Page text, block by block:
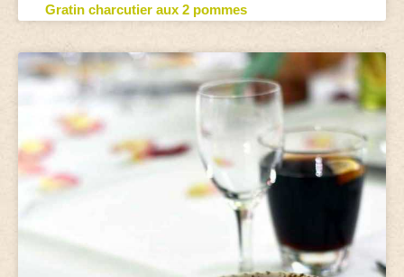
Gratin charcutier aux 2 pommes